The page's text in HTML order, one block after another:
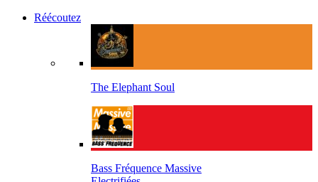
Réécoutez
The Elephant Soul
Bass Fréquence Massive